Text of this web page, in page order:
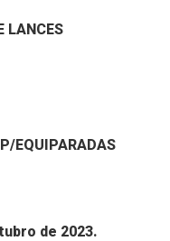
LANCES
EQUIPARADAS
de 2023.